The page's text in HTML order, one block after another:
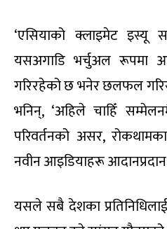
‘एसियाको क्लाइमेट
यसअगाडि भर्चुअल
गरिरहेको छ भनेर छलफल
भनिन्, ‘अहिले चाहिँ
परिवर्तनको असर,
नवीन आइडियाहरू आदानप्रदान
यसले सबै देशका